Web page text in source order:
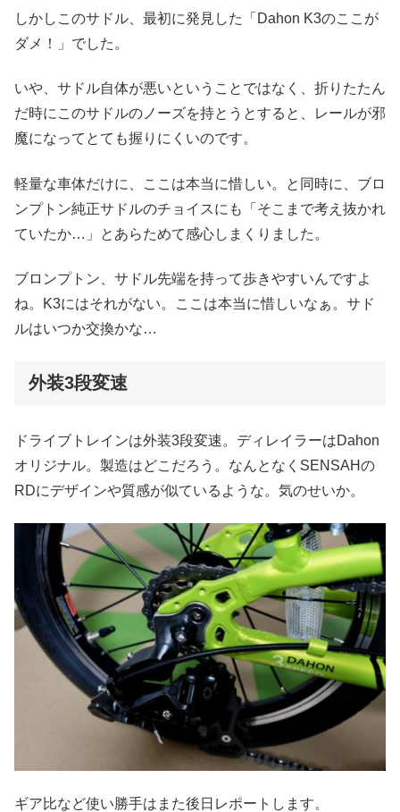
しかしこのサドル、最初に発見した「Dahon K3のここが
ダメ！」でした。
いや、サドル自体が悪いということではなく、折りたたん
だ時にこのサドルのノーズを持とうとすると、レールが邪
魔になってとても握りにくいのです。
軽量な車体だけに、ここは本当に惜しい。と同時に、ブロ
ンプトン純正サドルのチョイスにも「そこまで考え抜かれ
ていたか…」とあらためて感心しまくりました。
ブロンプトン、サドル先端を持って歩きやすいんですよ
ね。K3にはそれがない。ここは本当に惜しいなぁ。サド
ルはいつか交換かな…
外装3段変速
ドライブトレインは外装3段変速。ディレイラーはDahon
オリジナル。製造はどこだろう。なんとなくSENSAHの
RDにデザインや質感が似ているような。気のせいか。
ギア比など使い勝手はまた後日レポートします。